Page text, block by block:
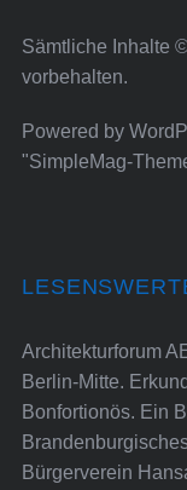
Sämtliche Inhalte
vorbehalten.
Powered by
"SimpleMag-
Architekturforum
Berlin-Mitte.
Bonfortionös. Ein
Bürgerverein